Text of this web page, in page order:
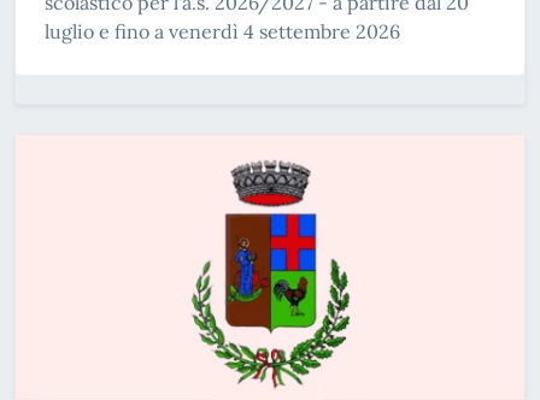
luglio e fino a venerdì 4 settembre 2026